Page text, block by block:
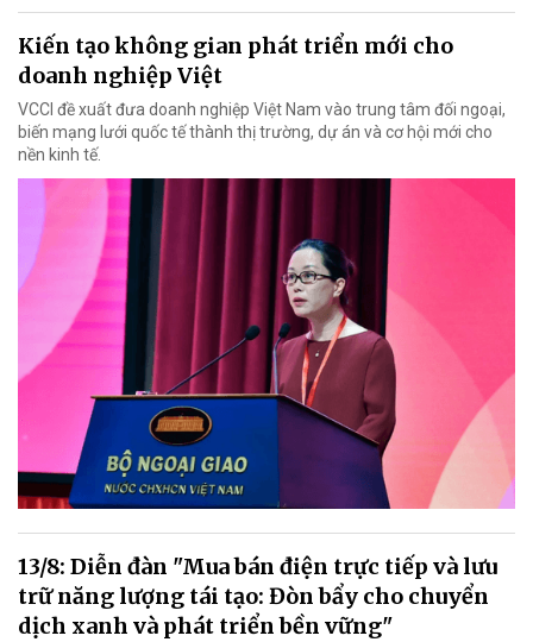
Kiến tạo không gian phát triển mới cho
doanh nghiệp Việt
VCCI đề xuất đưa doanh nghiệp Việt Nam vào trung tâm đối ngoại,
biến mạng lưới quốc tế thành thị trường, dự án và cơ hội mới cho
nền kinh tế.
13/8: Diễn đàn "Mua bán điện trực tiếp và lưu
trữ năng lượng tái tạo: Đòn bẩy cho chuyển
dịch xanh và phát triển bền vững"